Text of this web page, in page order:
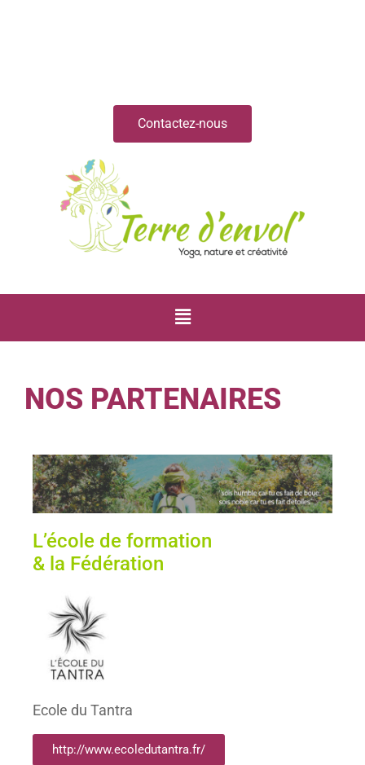
Contactez-nous
NOS PARTENAIRES
L’école de formation
& la Fédération
Ecole du Tantra
http://www.ecoledutantra.fr/